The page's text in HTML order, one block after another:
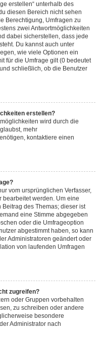
erstellen“ unterhalb des
diesen Bereich nicht sehen
Berechtigung, Umfragen zu
zwei Antwortmöglichkeiten
dabei sicherstellen, dass jede
Du kannst auch unter
wie viele Optionen ein
für die Umfrage gilt (0 bedeutet
schließlich, ob die Benutzer
erstellen?
wird durch die
mehr
kontaktiere einen
vom ursprünglichen Verfasser,
bearbeitet werden. Um eine
des Themas; dieser ist
eine Stimme abgegeben
oder die Umfrageoption
abgestimmt haben, so kann
Administratoren geändert oder
von laufenden Umfragen
zugreifen?
oder Gruppen vorbehalten
zu schreiben oder andere
besondere
Administrator nach